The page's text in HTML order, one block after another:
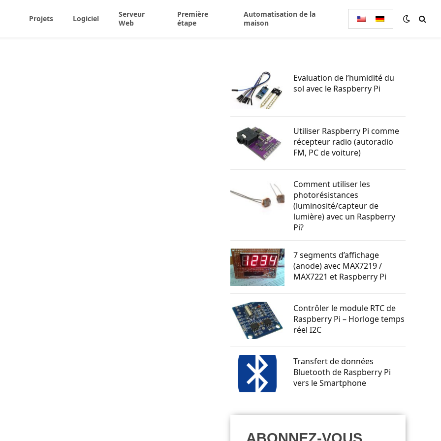
Projets Logiciel
Serveur
Web
Première
étape
Automatisation de la
maison
Evaluation de l’humidité du
sol avec le Raspberry Pi
Utiliser Raspberry Pi comme
récepteur radio (autoradio
FM, PC de voiture)
Comment utiliser les
photorésistances
(luminosité/capteur de
lumière) avec un Raspberry
Pi?
7 segments d’affichage
(anode) avec MAX7219 /
MAX7221 et Raspberry Pi
Contrôler le module RTC de
Raspberry Pi – Horloge temps
réel I2C
Transfert de données
Bluetooth de Raspberry Pi
vers le Smartphone